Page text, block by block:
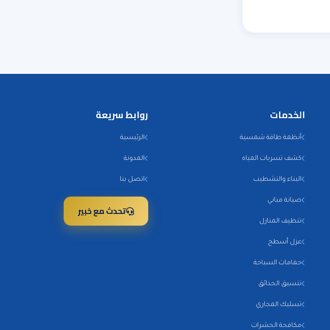
الخدمات
أنظمة طاقة شمسية
كشف تسربات المياه
البناء والتشطيب
صيانة مباني
تنظيف المنازل
عزل أسطح
حمامات السباحة
تنسيق الحدائق
تسليك المجاري
مكافحة الحشرات
روابط سريعة
الرئيسية
المدونة
اتصل بنا
تحدث مع خبير